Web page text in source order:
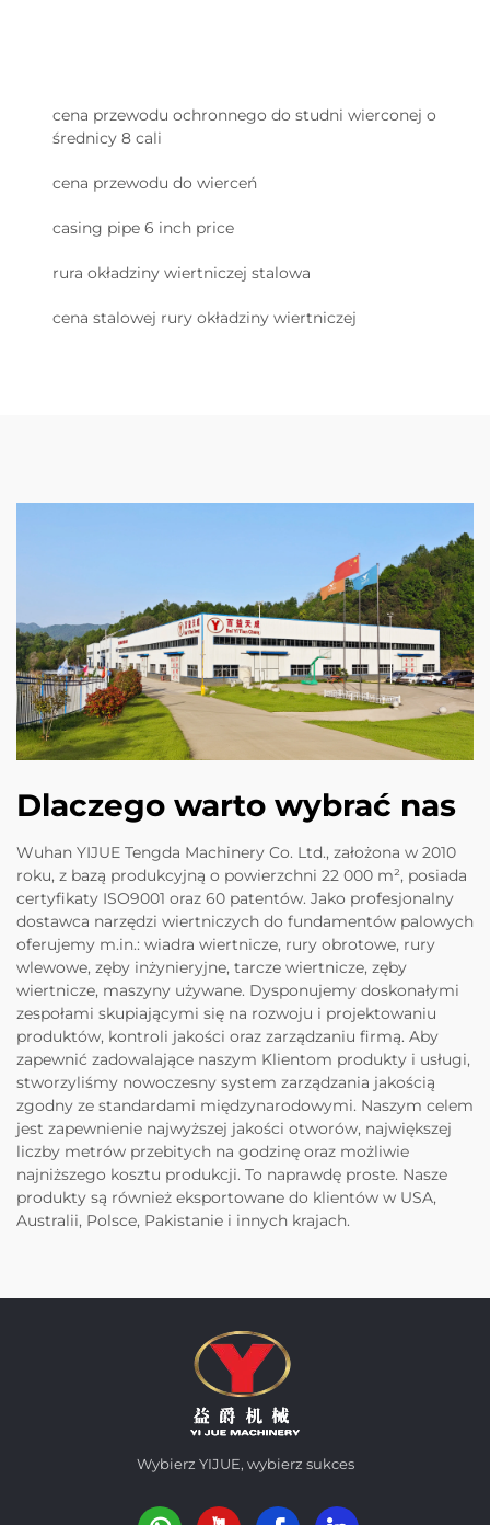
cena przewodu ochronnego do studni wierconej o
średnicy 8 cali
cena przewodu do wierceń
casing pipe 6 inch price
rura okładziny wiertniczej stalowa
cena stalowej rury okładziny wiertniczej
Dlaczego warto wybrać nas
Wuhan YIJUE Tengda Machinery Co. Ltd., założona w 2010
roku, z bazą produkcyjną o powierzchni 22 000 m², posiada
certyfikaty ISO9001 oraz 60 patentów. Jako profesjonalny
dostawca narzędzi wiertniczych do fundamentów palowych
oferujemy m.in.: wiadra wiertnicze, rury obrotowe, rury
wlewowe, zęby inżynieryjne, tarcze wiertnicze, zęby
wiertnicze, maszyny używane. Dysponujemy doskonałymi
zespołami skupiającymi się na rozwoju i projektowaniu
produktów, kontroli jakości oraz zarządzaniu firmą. Aby
zapewnić zadowalające naszym Klientom produkty i usługi,
stworzyliśmy nowoczesny system zarządzania jakością
zgodny ze standardami międzynarodowymi. Naszym celem
jest zapewnienie najwyższej jakości otworów, największej
liczby metrów przebitych na godzinę oraz możliwie
najniższego kosztu produkcji. To naprawdę proste. Nasze
produkty są również eksportowane do klientów w USA,
Australii, Polsce, Pakistanie i innych krajach.
Wybierz YIJUE, wybierz sukces